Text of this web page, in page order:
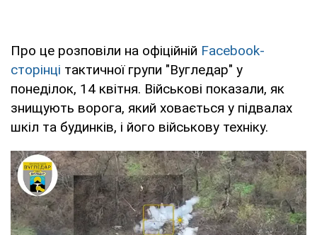
Про це розповіли на офіційній Facebook-
cторінці тактичної групи "Вугледар" у
понеділок, 14 квітня. Військові показали, як
знищують ворога, який ховається у підвалах
шкіл та будинків, і його військову техніку.